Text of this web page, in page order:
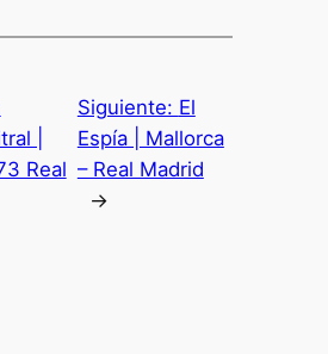
|
Real
Siguiente: El
Espía | Mallorca
– Real Madrid
→